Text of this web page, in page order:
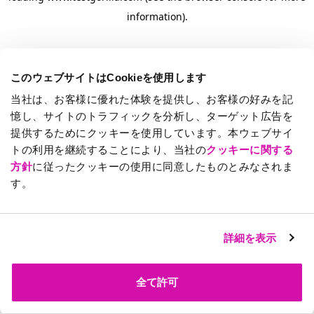
このウェブサイトはCookieを使用します
当社は、お客様に優れた体験を提供し、お客様の好みを記
憶し、サイトのトラフィックを分析し、ターゲット広告を
提供するためにクッキーを使用しています。本ウェブサイ
トの利用を継続することにより、当社のクッキーに関する
方針に従ったクッキーの使用に同意したものとみなされま
す。
詳細を表示
全て許可
information).